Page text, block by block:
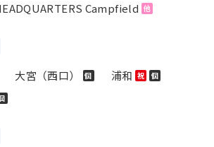
Campfield 他
大宮（西口） 個 浦和 祝 個